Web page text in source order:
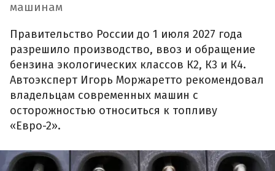
машинам
Правительство России до 1 июля 2027 года
разрешило производство, ввоз и обращение
бензина экологических классов К2, К3 и К4.
Автоэксперт Игорь Моржаретто рекомендовал
владельцам современных машин с
осторожностью относиться к топливу
«Евро-2».